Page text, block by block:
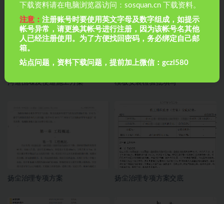
河道围堰及便道施工方案 模板安装检验批填写
扬尘治理专项方案 扬尘治理专项方案交底
下载资料请在电脑浏览器访问：sosquan.cn 下载资料。
注意：注册账号时要使用英文字母及数字组成，如提示
帐号异常，请更换其帐号进行注册，因为该帐号名其他
人已经注册使用。为了方便找回密码，务必绑定自己邮
箱。
站点问题，资料下载问题，提前加上微信：gczl580